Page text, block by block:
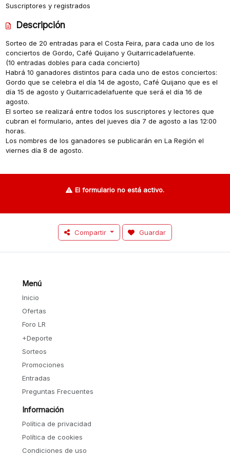
Suscriptores y registrados
Descripción
Sorteo de 20 entradas para el Costa Feira, para cada uno de los
conciertos de Gordo, Café Quijano y Guitarricadelafuente.
(10 entradas dobles para cada concierto)
Habrá 10 ganadores distintos para cada uno de estos conciertos:
Gordo que se celebra el día 14 de agosto, Café Quijano que es el
día 15 de agosto y Guitarricadelafuente que será el día 16 de
agosto.
El sorteo se realizará entre todos los suscriptores y lectores que
cubran el formulario, antes del jueves día 7 de agosto a las 12:00
horas.
Los nombres de los ganadores se publicarán en La Región el
viernes día 8 de agosto.
El formulario no está activo.
Compartir Guardar
Menú
Inicio
Ofertas
Foro LR
+Deporte
Sorteos
Promociones
Entradas
Preguntas Frecuentes
Información
Política de privacidad
Política de cookies
Condiciones de uso